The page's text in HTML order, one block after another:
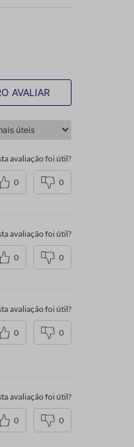
AVALIAR
avaliação foi útil?
0 0
avaliação foi útil?
0 0
avaliação foi útil?
0 0
avaliação foi útil?
0 0